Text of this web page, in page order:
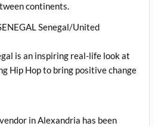
continents.
Senegal/United
is an inspiring real-life look at
Hip Hop to bring positive change
in Alexandria has been